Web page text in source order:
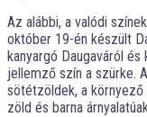
Az alábbi, a valódi
október 19-én készült
kanyargó Daugaváról
jellemző szín a szürke.
sötétzöldek, a
zöld és barna